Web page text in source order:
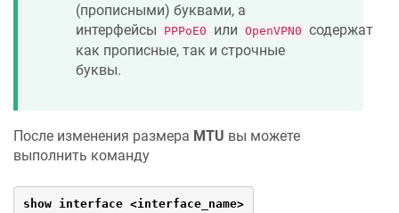
(прописными) буквами, а
интерфейсы
PPPoE0 или OpenVPN0 содержат
как прописные, так и строчные
буквы.
После изменения размера MTU вы можете
выполнить команду
show interface <interface_name>